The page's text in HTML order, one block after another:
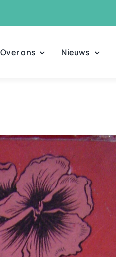
Over ons Nieuws